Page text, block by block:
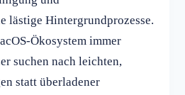
lästige Hintergrundprozesse.
Ökosystem immer
suchen nach leichten,
statt überladener